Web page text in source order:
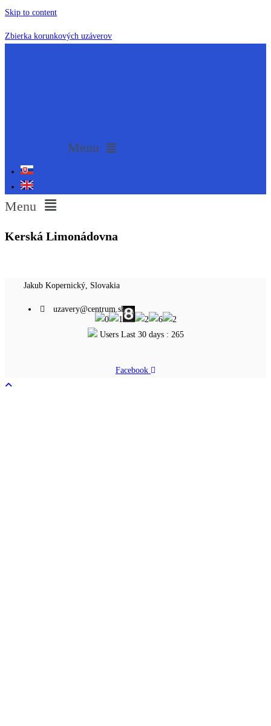
Skip to content
Zbierka korunkových uzáverov
Menu
Menu
Kerská Limonádovna
Jakub Kopernický, Slovakia
uzavery@centrum.sk
Users Last 30 days : 265
Facebook